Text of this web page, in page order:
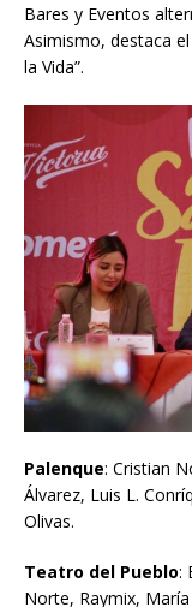
Bares y Eventos
Asimismo, destaca
la Vida”.
Palenque: Cristian
Álvarez, Luis L.
Olivas.
Teatro del Pueblo:
Norte, Raymix,